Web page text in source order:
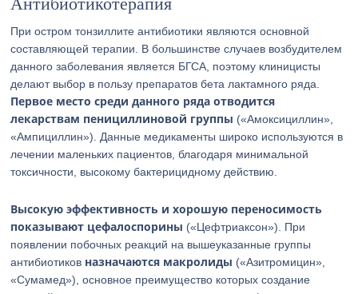
При остром тонзиллите антибиотики являются основной
составляющей терапии. В большинстве случаев возбудителем
данного заболевания является БГСА, поэтому клиницисты
делают выбор в пользу препаратов бета лактамного ряда.
Первое место среди данного ряда отводится
лекарствам пенициллиновой группы («Амоксициллин»,
«Ампициллин»). Данные медикаменты широко используются в
лечении маленьких пациентов, благодаря минимальной
токсичности, высокому бактерицидному действию.
Высокую эффективность и хорошую переносимость
показывают цефалоспорины («Цефтриаксон»). При
появлении побочных реакций на вышеуказанные группы
антибиотиков назначаются макролиды («Азитромицин»,
«Сумамед»), основное преимущество которых создание